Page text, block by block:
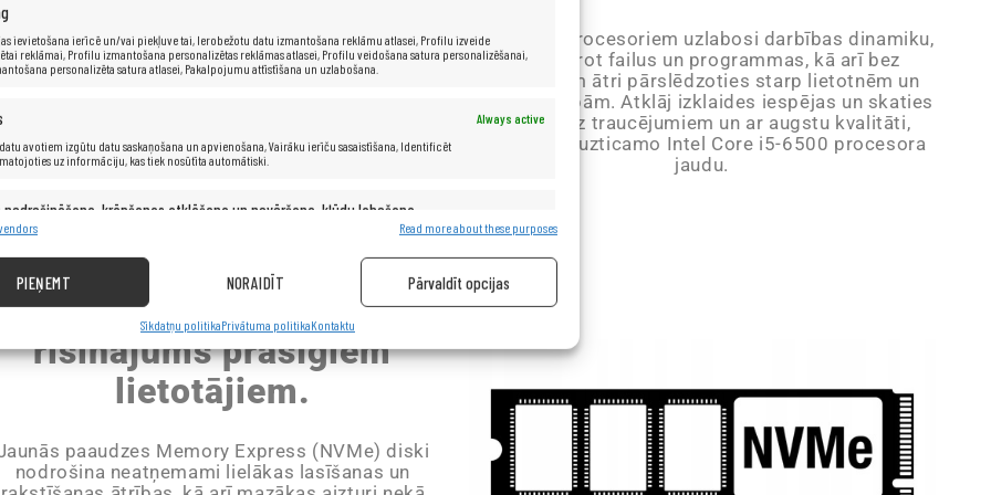
ievietošana ierīcē un/vai piekļuve tai, Ierobežotu datu izmantošana reklāmu atlasei, Profilu izveide
reklāmai, Profilu izmantošana personalizētas reklāmas atlasei, Profilu veidošana satura personalizēšanai,
personalizēta satura atlasei, Pakalpojumu attīstīšana un uzlabošana.
Always active
avotiem izgūtu datu saskaņošana un apvienošana, Vairāku ierīču sasaistīšana, Identificēt
uz informāciju, kas tiek nosūtīta automātiski.
nodrošināšana, krāpšanas atklāšana un novēršana, kļūdu labošana,
un satura nodrošināšana un rādīšana.
Read more about these purposes
PIEŅEMT NORAIDĪT Pārvaldīt opcijas
Sīkdatņu politikaPrivātuma politikaKontaktu
Ar Core i5 procesoriem uzlabosi darbības dinamiku,
ātri atverot failus un programmas, kā arī bez
problēmām ātri pārslēdzoties starp lietotnēm un
interneta lapām. Atklāj izklaides iespējas un skaties
filmas bez traucējumiem un ar augstu kvalitāti,
izmantojot uzticamo Intel Core i5-6500 procesora
jaudu.
SSD NVMe cietā diska
vienība – lielisks
risinājums prasīgiem
lietotājiem.
paaudzes Memory Express (NVMe) diski
nodrošina neatņemami lielākas lasīšanas un